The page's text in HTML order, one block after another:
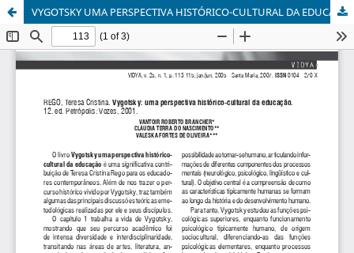
VYGOTSKY UMA PERSPECTIVA HISTÓRICO-CULTURAL DA EDUCAÇÃO